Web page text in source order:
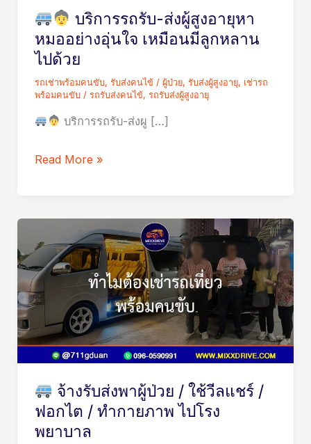
บริการรถรับ-ส่งผู้สูงอายุหา
หมออย่างอุ่นใจ เหมือนมีลูกหลาน
ไปด้วย
รถเช่าพร้อมคนขับ, รับส่งคนไข้ / ผู้ป่วย, รับส่งผู้สูงอายุ, เช่ารถ
พร้อมคนขับ/ รถรับส่งคนไข้, รถรับส่งผู้สูงอายุ
บริการรถรับ-ส่งผู […]
อายุ
หา
หมอ
อย่าง
ใจ
ด้วย
Read More »
จ้างรับส่งพาผู้ป่วย / ใช้วีลแชร์ /
ฟอกไต / ทำกายภาพ ไปโรง
พยาบาล
จ้าง
รับ
ส่ง
ผู้
ป่วย
ใช้
วีล
แชร์